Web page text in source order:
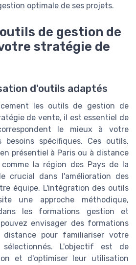
optimale de ses projets.
de gestion de
stratégie de
d'outils adaptés
les outils de gestion de
de vente, il est essentiel de
le mieux à votre
spécifiques. Ces outils,
présentiel à Paris ou à distance
la région des Pays de la
crucial dans l'amélioration des
équipe. L'intégration des outils
une approche méthodique,
les formations gestion et
envisager des formations
pour familiariser votre
L'objectif est de
et d'optimiser leur utilisation